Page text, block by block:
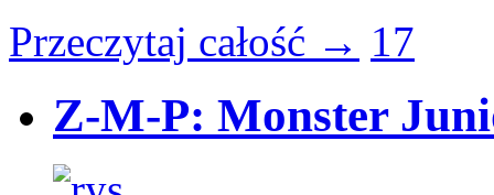
Przeczytaj całość → 17
Z-M-P: Monster